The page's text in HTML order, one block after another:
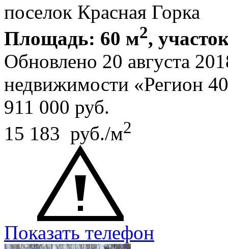
поселок Красная Горка
Площадь: 60 м2,
Обновлено 20 августа
недвижимости «Регион
911 000 руб.
15 183 руб./м2
Показать телефон